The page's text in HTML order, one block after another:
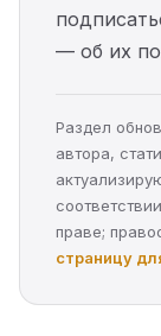
— об их
Раздел
автора,
праве;
страницу